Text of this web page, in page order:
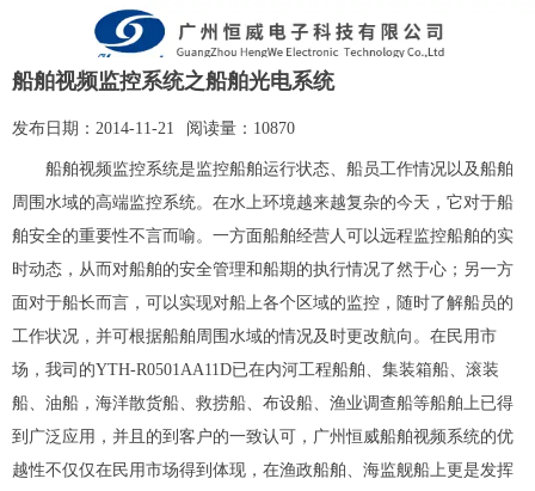
船舶视频监控系统之船舶光电系统
发布日期： 2014-11-21 阅读量： 10870
船舶视频监控系统是监控船舶运行状态、船员工作情况以及船舶
周围水域的高端监控系统。在水上环境越来越复杂的今天，它对于船
舶安全的重要性不言而喻。一方面船舶经营人可以远程监控船舶的实
时动态，从而对船舶的安全管理和船期 的执行情况了然于心；另一方
面对于船长而言，可以实现对船上各个区域的监控，随时了解船员的
工作状况，并可根据船舶周围水域的情况及时更改航向。在民用市
场，我司的YTH-R0501AA11D已在内河工程船舶、集装箱船、滚装
船、油船，海洋散货船、救捞船、布设船、渔业调查船等船舶上已得
到广泛应用，并且的到客户的一致认可，广州恒威船舶视频系统的优
越性不仅仅在民用市场得到体现，在渔政船舶、海监舰船上更是发挥